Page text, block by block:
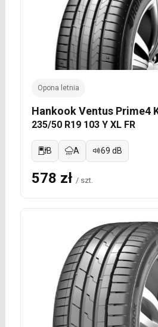
Opona letnia
Hankook Ventus Prime4
235/50 R19 103 Y XL FR
B A 69 dB
578 zł / szt.